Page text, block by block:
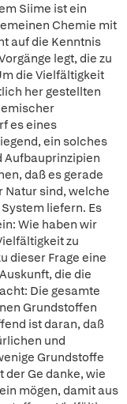
Siime ist ein
Chemie mit
auf die Kenntnis
legt, die zu
die Vielfältigkeit
her gestellten
es eines
ein solches
Aufbauprinzipien
daß es gerade
sind, welche
liefern. Es
Wie haben wir
zu
dieser Frage eine
die die
Die gesamte
Grundstoffen
ist daran, daß
und
Grundstoffe
Ge danke, wie
mögen, damit aus